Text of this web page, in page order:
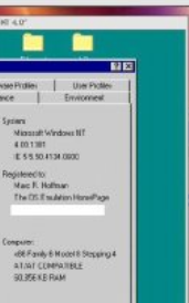
ารถแปลงโค้ดโปรแกรม
(ก่อนใช้ Intel)
บน Mac
ปลี่ยนมาใช้ชิป ARM
Mac อย่างไรบ้าง เรา
มาใช้ชิป Intel ซึ่ง
อปเปิ้ลเคยใช้ชิป
ให้ไม่สามารถลง
มพยายามนำ Windows
สิทธิภาพเป็นอย่างไร?